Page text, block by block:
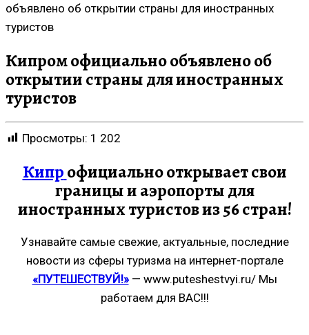
объявлено об открытии страны для иностранных
туристов
Кипром официально объявлено об
открытии страны для иностранных
туристов
Просмотры: 1 202
Кипрофициально открывает свои
границы и аэропорты для
иностранных туристов из 56 стран!
Узнавайте самые свежие, актуальные, последние
новости из сферы туризма на интернет-портале
«ПУТЕШЕСТВУЙ!»— www.puteshestvyi.ru/ Мы
работаем для ВАС!!!